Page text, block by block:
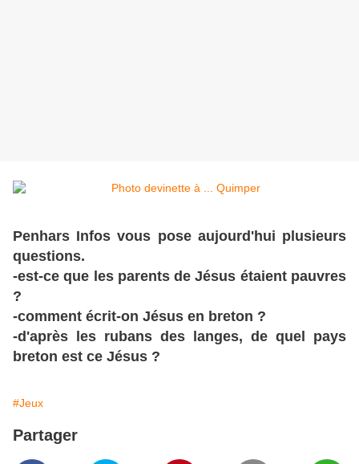
Penhars Infos vous pose aujourd'hui plusieurs
questions.
-est-ce que les parents de Jésus étaient pauvres
?
-comment écrit-on Jésus en breton ?
-d'après les rubans des langes, de quel pays
breton est ce Jésus ?
#Jeux
Partager